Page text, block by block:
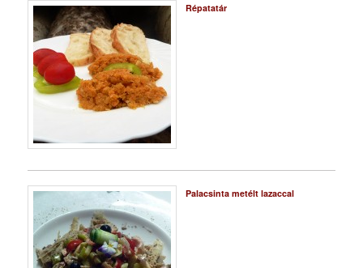
Répatatár
Palacsinta metélt lazaccal